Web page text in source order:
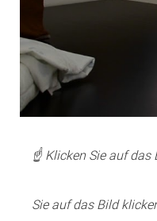
☝️ Klicken Sie auf das
Sie auf das Bild